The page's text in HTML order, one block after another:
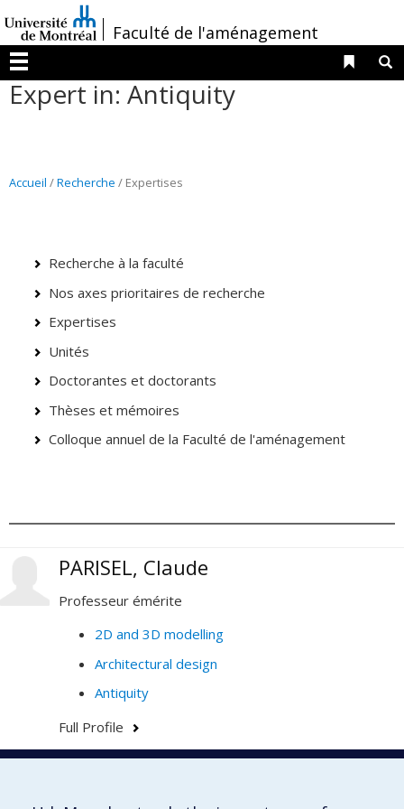
au
contenu
/Faculté de l'aménagement
Menu
Liens
Expert in: Antiquity
Accueil /Recherche / Expertises
Recherche à la faculté
Nos axes prioritaires de recherche
Expertises
Unités
Doctorantes et doctorants
Thèses et mémoires
Colloque annuel de la Faculté de l'aménagement
PARISEL, Claude
Professeur émérite
2D and 3D modelling
Architectural design
Antiquity
Full Profile